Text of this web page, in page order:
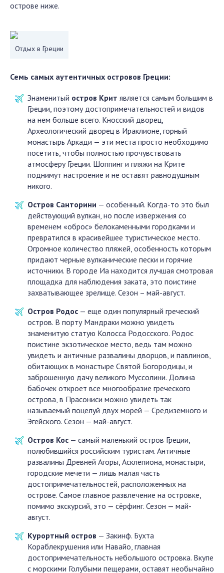
острове ниже.
Отдых в Греции
Семь самых аутентичных островов Греции:
Знаменитый остров Крит является самым большим в
Греции, поэтому достопримечательностей и видов
на нем больше всего. Кносский дворец,
Археологический дворец в Ираклионе, горный
монастырь Аркади — эти места просто необходимо
посетить, чтобы полностью прочувствовать
атмосферу Греции. Шоппинг и пляжи на Крите
поднимут настроение и не оставят равнодушным
никого.
Остров Санторини — особенный. Когда-то это был
действующий вулкан, но после извержения со
временем «оброс» белокаменными городками и
превратился в красивейшее туристическое место.
Огромное количество пляжей, особенность которым
придают черные вулканические пески и горячие
источники. В городе Иа находится лучшая смотровая
площадка для наблюдения заката, это поистине
захватывающее зрелище. Сезон – май-август.
Остров Родос — еще один популярный греческий
остров. В порту Мандраки можно увидеть
знаменитую статую Колосса Родосского. Родос
поистине экзотическое место, ведь там можно
увидеть и античные развалины дворцов, и павлинов,
обитающих в монастыре Святой Богородицы, и
заброшенную дачу великого Муссолини. Долина
бабочек откроет все многообразие греческого
острова, в Прасониси можно увидеть так
называемый поцелуй двух морей — Средиземного и
Эгейского. Сезон — май-август.
Остров Кос — самый маленький остров Греции,
полюбившийся российским туристам. Античные
развалины Древней Агоры, Асклепиона, монастыри,
городские мечети — лишь малая часть
достопримечательностей, расположенных на
острове. Самое главное развлечение на островке,
помимо экскурсий, это — сёрфинг. Сезон — май-
август.
Курортный остров — Закинф. Бухта
Кораблекрушения или Навайо, главная
достопримечательность небольшого островка. Вкупе
с морскими Голубыми пещерами, оставят необычайно